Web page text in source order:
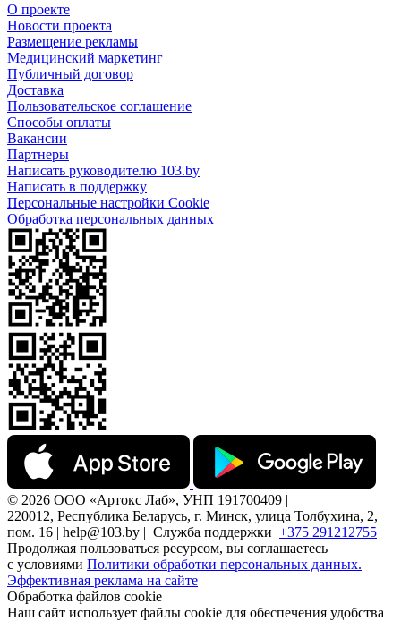
О проекте
Новости проекта
Размещение рекламы
Медицинский маркетинг
Публичный договор
Доставка
Пользовательское соглашение
Способы оплаты
Вакансии
Партнеры
Написать руководителю 103.by
Написать в поддержку
Персональные настройки Cookie
Обработка персональных данных
© 2026 ООО «Артокс Лаб», УНП 191700409 |
220012, Республика Беларусь, г. Минск, улица Толбухина, 2,
пом. 16 | help@103.by | Служба поддержки +375 291212755
Продолжая пользоваться ресурсом, вы соглашаетесь
с условиями Политики обработки персональных данных.
Эффективная реклама на сайте
Обработка файлов cookie
Наш сайт использует файлы cookie для обеспечения удобства